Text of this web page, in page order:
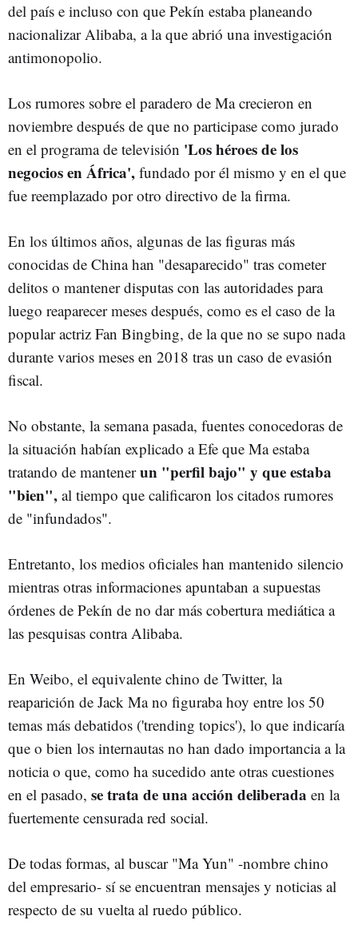
del país e incluso con que Pekín estaba planeando
nacionalizar Alibaba, a la que abrió una investigación
antimonopolio.
Los rumores sobre el paradero de Ma crecieron en
noviembre después de que no participase como jurado
en el programa de televisión 'Los héroes de los
negocios en África', fundado por él mismo y en el que
fue reemplazado por otro directivo de la firma.
En los últimos años, algunas de las figuras más
conocidas de China han "desaparecido" tras cometer
delitos o mantener disputas con las autoridades para
luego reaparecer meses después, como es el caso de la
popular actriz Fan Bingbing, de la que no se supo nada
durante varios meses en 2018 tras un caso de evasión
fiscal.
No obstante, la semana pasada, fuentes conocedoras de
la situación habían explicado a Efe que Ma estaba
tratando de mantenerun "perfil bajo" y que estaba
"bien", al tiempo que calificaron los citados rumores
de "infundados".
Entretanto, los medios oficiales han mantenido silencio
mientras otras informaciones apuntaban a supuestas
órdenes de Pekín de no dar más cobertura mediática a
las pesquisas contra Alibaba.
En Weibo, el equivalente chino de Twitter, la
reaparición de Jack Ma no figuraba hoy entre los 50
temas más debatidos ('trending topics'), lo que indicaría
que o bien los internautas no han dado importancia a la
noticia o que, como ha sucedido ante otras cuestiones
en el pasado, se trata de una acción deliberada en la
fuertemente censurada red social.
De todas formas, al buscar "Ma Yun" -nombre chino
del empresario- sí se encuentran mensajes y noticias al
respecto de su vuelta al ruedo público.